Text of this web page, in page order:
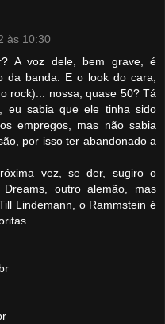
às 10:30
A voz dele, bem grave, é
da banda. E o look do cara,
rock)... nossa, quase 50? Tá
eu sabia que ele tinha sido
empregos, mas não sabia
por isso ter abandonado a
vez, se der, sugiro o
outro alemão, mas
Lindemann, o Rammstein é